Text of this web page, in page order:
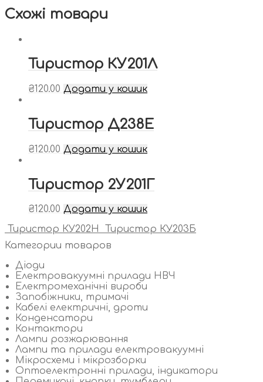
Схожі товари
Тиристор КУ201Л
₴120.00 Додати у кошик
Тиристор Д238Е
₴120.00 Додати у кошик
Тиристор 2У201Г
₴ 120.00 Додати у кошик
Тиристор КУ202Н
Тиристор КУ203Б
Категории товаров
Діоди
Електровакуумні прилади НВЧ
Електромеханічні вироби
Запобіжники, тримачі
Кабелі електричні, дроти
Конденсатори
Контактори
Лампи розжарювання
Лампи та прилади електровакуумні
Мікросхеми і мікрозборки
Оптоелектронні прилади, індикатори